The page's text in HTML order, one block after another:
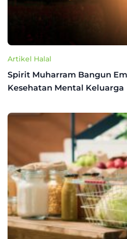
Artikel Halal
Spirit Muharram Bangun
Kesehatan Mental Keluarga